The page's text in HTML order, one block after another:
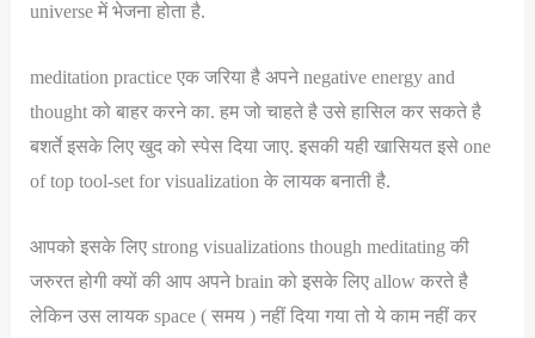
universe में भेजना होता है.
meditation practice एक जरिया है अपने negative energy and
thought को बाहर करने का. हम जो चाहते है उसे हासिल कर सकते है
बशर्ते इसके लिए खुद को स्पेस दिया जाए. इसकी यही खासियत इसे one
of top tool-set for visualization के लायक बनाती है.
आपको इसके लिए strong visualizations though meditating की
जरुरत होगी क्यों की आप अपने brain को इसके लिए allow करते है
लेकिन उस लायक space ( समय ) नहीं दिया गया तो ये काम नहीं कर